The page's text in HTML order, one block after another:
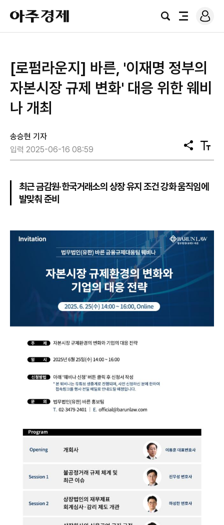
아
주
경
검
전
로
그
[로펌라운지] 바른, '이재명 정부의
자본시장 규제 변화' 대응 위한 웨비
나 개최
송승현 기자
입력 2025-06-16 08:59
공
유
텍
스
기
최근 금감원·한국거래소의 상장 유지 조건 강화 움직임에
발맞춰 준비